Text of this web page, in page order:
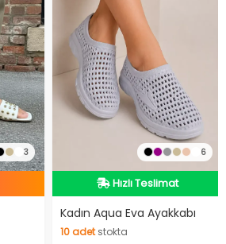
3 6
Hızlı Teslimat
Hızlı Teslimat
Kadın Aqua Eva Ayakkabı
10adetstokta